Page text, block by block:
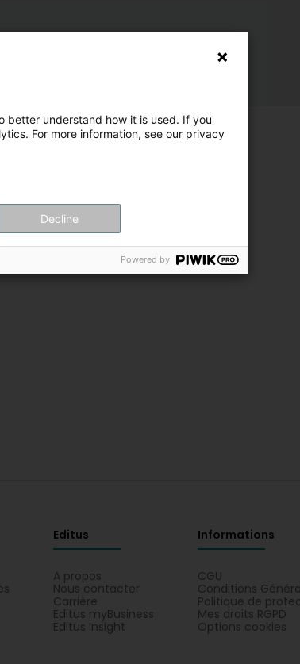
Editus
A propos
Nous contacter
Carrière
Editus myBusiness
Editus Insight
Informations
CGU
Conditions
Politique de
Mes droits RGPD
Options cookies
better understand how it is used. If you
For more information, see our privacy
Decline
Powered by